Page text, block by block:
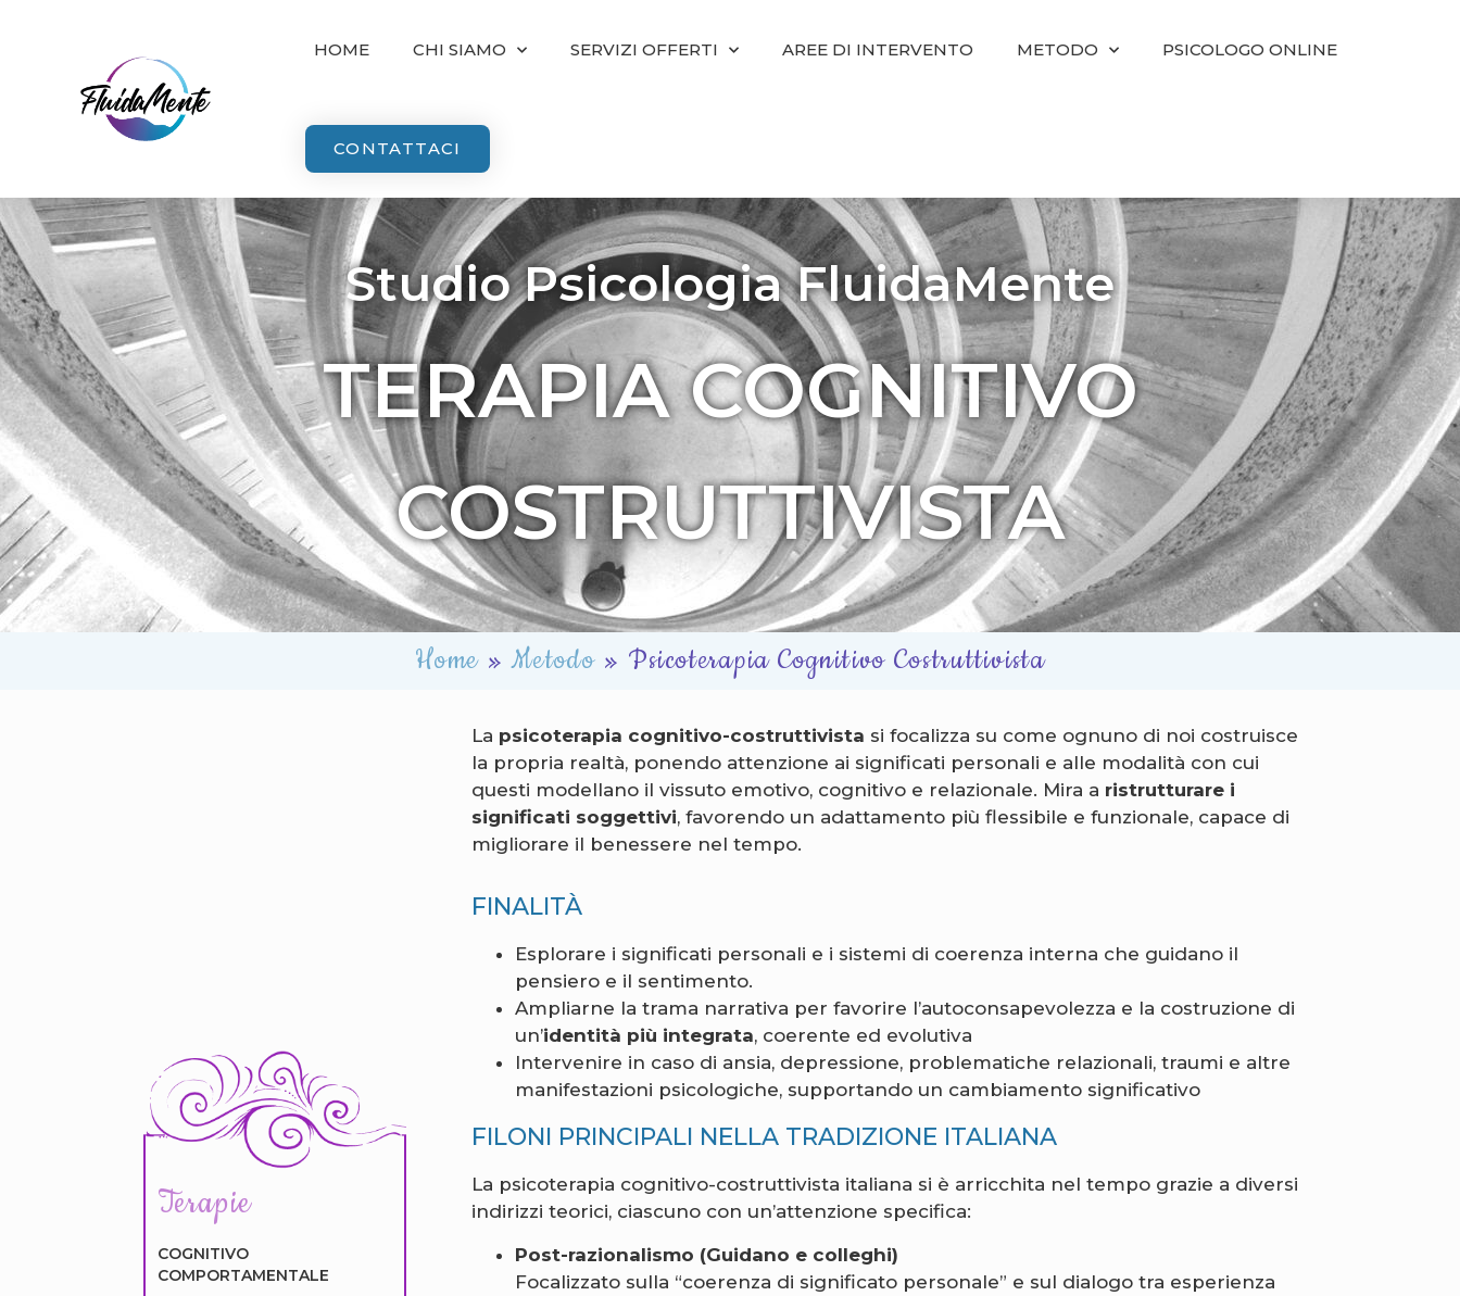
HOME CHI SIAMO SERVIZI OFFERTI AREE DI INTERVENTO METODO PSICOLOGO ONLINE
CONTATTACI
Studio Psicologia FluidaMente
TERAPIA COGNITIVO
COSTRUTTIVISTA
Home»Metodo» Psicoterapia Cognitivo Costruttivista
Terapie
COGNITIVO
COMPORTAMENTALE
La psicoterapia cognitivo-costruttivista si focalizza su come ognuno di noi costruisce
la propria realtà, ponendo attenzione ai significati personali e alle modalità con cui
questi modellano il vissuto emotivo, cognitivo e relazionale. Mira a ristrutturare i
significati soggettivi, favorendo un adattamento più flessibile e funzionale, capace di
migliorare il benessere nel tempo.
FINALITÀ
Esplorare i significati personali e i sistemi di coerenza interna che guidano il
pensiero e il sentimento.
Ampliarne la trama narrativa per favorire l’autoconsapevolezza e la costruzione di
un’identità più integrata, coerente ed evolutiva
Intervenire in caso di ansia, depressione, problematiche relazionali, traumi e altre
manifestazioni psicologiche, supportando un cambiamento significativo
FILONI PRINCIPALI NELLA TRADIZIONE ITALIANA
La psicoterapia cognitivo-costruttivista italiana si è arricchita nel tempo grazie a diversi
indirizzi teorici, ciascuno con un’attenzione specifica:
Post-razionalismo (Guidano e colleghi)
Focalizzato sulla “coerenza di significato personale” e sul dialogo tra esperienza